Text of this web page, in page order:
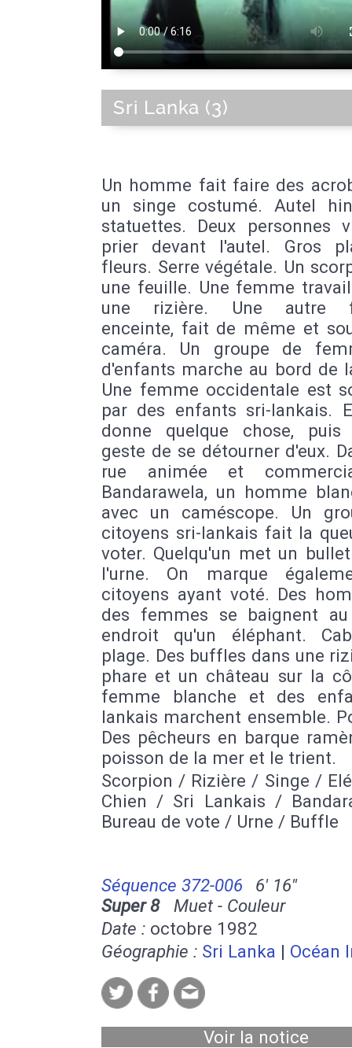
Sri Lanka (3)
Un homme fait faire des
un singe costumé. Autel
statuettes. Deux personnes
prier devant l'autel. Gros
fleurs. Serre végétale. Un
une feuille. Une femme
une rizière. Une autre
enceinte, fait de même et
caméra. Un groupe de
d'enfants marche au bord de
Une femme occidentale est
par des enfants sri-lankais.
donne quelque chose,
geste de se détourner d'eux.
rue animée et
Bandarawela, un homme
avec un caméscope. Un
citoyens sri-lankais fait la
voter. Quelqu'un met un
l'urne. On marque
citoyens ayant voté. Des
des femmes se baignent
endroit qu'un éléphant.
plage. Des buffles dans une
phare et un château sur la
femme blanche et des
lankais marchent ensemble.
Des pêcheurs en barque
poisson de la mer et le trient.
Scorpion / Rizière / Singe /
Chien / Sri Lankais /
Bureau de vote / Urne / Buffle
Séquence 372-006
6' 16''
Super 8Muet - Couleur
Date : octobre 1982
Géographie : Sri Lanka | Océan
Voir la notice